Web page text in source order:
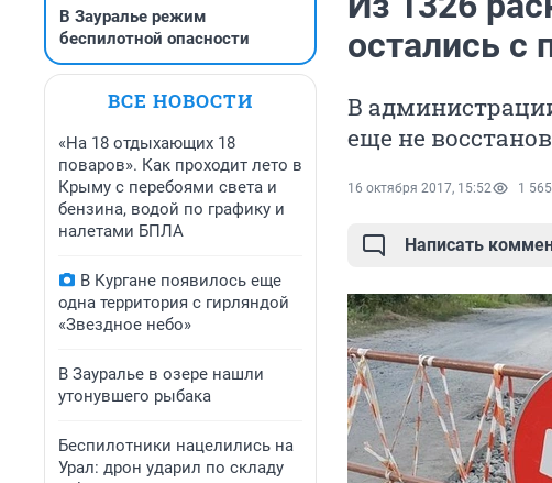
В Зауралье режим
беспилотной опасности
ВСЕ НОВОСТИ
«На 18 отдыхающих 18
поваров». Как проходит лето в
Крыму с перебоями света и
бензина, водой по графику и
налетами БПЛА
В Кургане появилось еще
одна территория с гирляндой
«Звездное небо»
В Зауралье в озере нашли
утонувшего рыбака
Беспилотники нацелились на
Урал: дрон ударил по складу
остались с
В
еще не
16 октября 2017, 15:52 1 565
Написать